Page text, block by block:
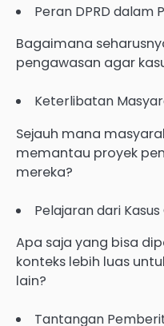
Peran DPRD dalam
Bagaimana
pengawasan agar
Keterlibatan
Sejauh mana
memantau proyek
mereka?
Pelajaran dari
Apa saja yang bisa
konteks lebih luas
lain?
Tantangan